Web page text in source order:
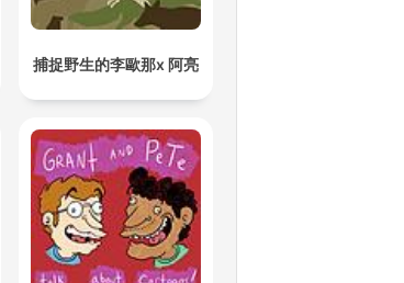
捕捉野生的李歐那x 阿亮